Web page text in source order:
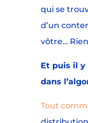
qui se
d’un
vôtre…
Et puis il
dans
Tout